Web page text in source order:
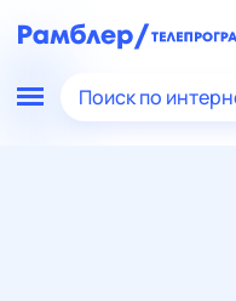
Поиск по